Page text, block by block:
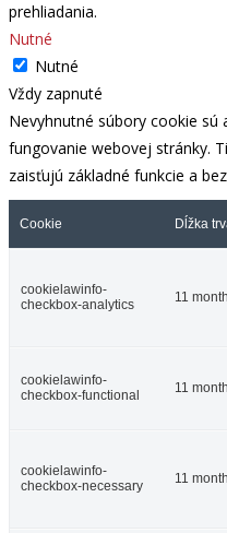
prehliadania.
Nutné
Nutné
Vždy zapnuté
Nevyhnutné súbory cookie sú
fungovanie webovej stránky.
zaisťujú základné funkcie a
Cookie Dĺžka
cookielawinfo-
checkbox-analytics
11
cookielawinfo-
checkbox-functional
11
cookielawinfo-
checkbox-necessary
11